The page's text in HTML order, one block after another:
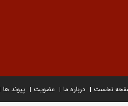
نخست درباره ما عضویت پیوند ها